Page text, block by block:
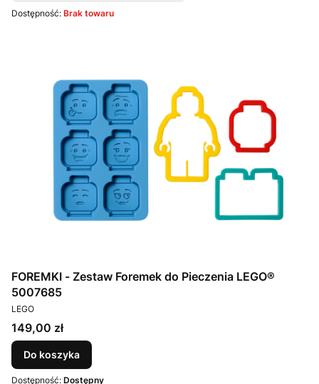
Dostępność: Brak towaru
FOREMKI - Zestaw Foremek do Pieczenia LEGO®
5007685
PRODUCENT
LEGO
Cena
149,00 zł
Do koszyka
Dostępność: Dostępny